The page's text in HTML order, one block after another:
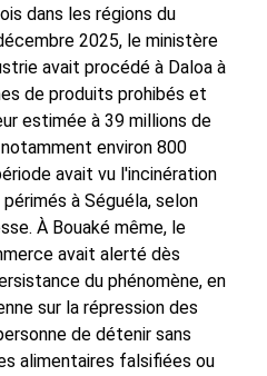
dans les régions du
2025, le ministère
avait procédé à Daloa à
de produits prohibés et
estimée à 39 millions de
environ 800
avait vu l'incinération
à Séguéla, selon
À Bouaké même, le
avait alerté dès
du phénomène, en
sur la répression des
de détenir sans
alimentaires falsifiées ou